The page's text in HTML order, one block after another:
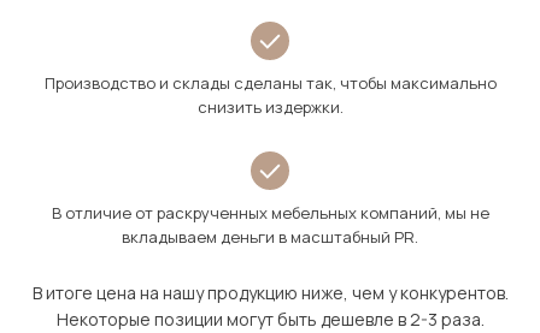
Производство и склады сделаны так, чтобы максимально
снизить издержки.
В отличие от раскрученных мебельных компаний, мы не
вкладываем деньги в масштабный PR.
В итоге цена на нашу продукцию ниже, чем у конкурентов.
Некоторые позиции могут быть дешевле в 2-3 раза.